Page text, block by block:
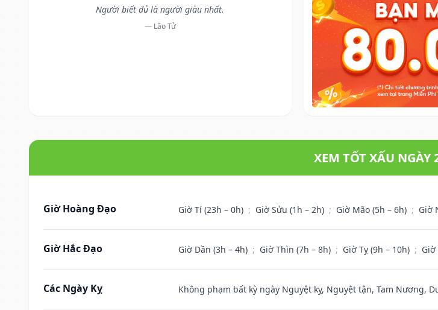
Người biết đủ là người giàu nhất.
— Lão Tử
XEM TỐT XẤU NGÀY
Giờ Hoàng Đạo Giờ Tí (23h – 0h) ; Giờ Sửu (1h – 2h) ; Giờ Mão (5h – 6h) ; Giờ
Giờ Hắc Đạo Giờ Dần (3h – 4h) ; Giờ Thìn (7h – 8h) ; Giờ Tỵ (9h – 10h) ;
Các Ngày Kỵ Không phạm bất kỳ ngày Nguyệt kỵ, Nguyệt tận, Tam Nương,